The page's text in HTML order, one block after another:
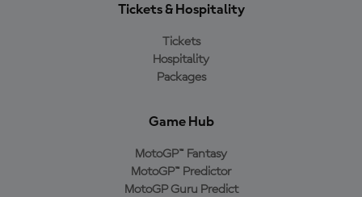
Tickets & Hospitality
Tickets
Hospitality
Packages
Game Hub
MotoGP™ Fantasy
MotoGP™ Predictor
MotoGP Guru Predict